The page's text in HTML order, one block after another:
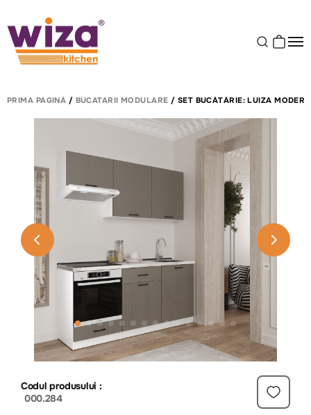
PRIMA PAGINĂ / BUCATARII MODULARE / SET BUCĂTĂRIE: LUIZA
Codul produsului :
000.284